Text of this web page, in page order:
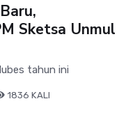
Sketsa Unmul
tahun ini
1836 KALI